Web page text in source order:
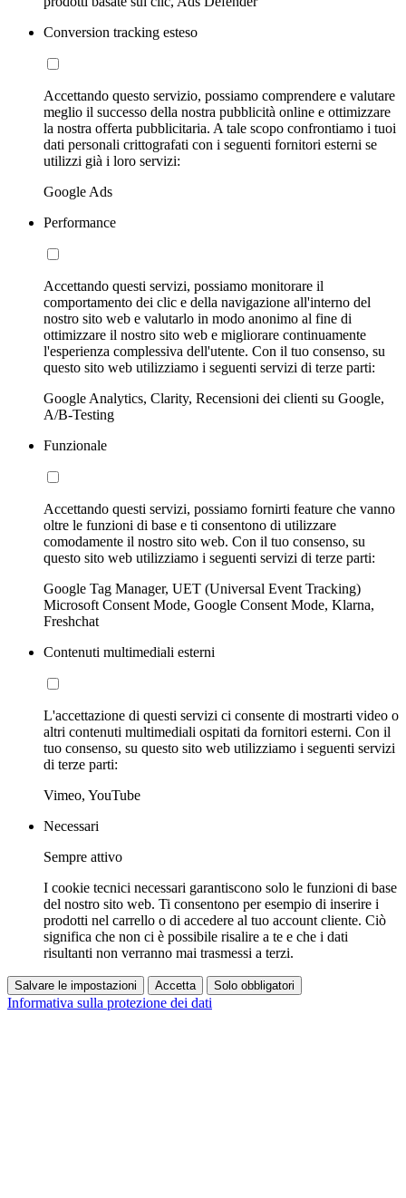
Conversion tracking esteso
Accettando questo servizio, possiamo comprendere e valutare
meglio il successo della nostra pubblicità online e ottimizzare
la nostra offerta pubblicitaria. A tale scopo confrontiamo i tuoi
dati personali crittografati con i seguenti fornitori esterni se
utilizzi già i loro servizi:
Google Ads
Performance
Accettando questi servizi, possiamo monitorare il
comportamento dei clic e della navigazione all'interno del
nostro sito web e valutarlo in modo anonimo al fine di
ottimizzare il nostro sito web e migliorare continuamente
l'esperienza complessiva dell'utente. Con il tuo consenso, su
questo sito web utilizziamo i seguenti servizi di terze parti:
Google Analytics, Clarity, Recensioni dei clienti su Google,
A/B-Testing
Funzionale
Accettando questi servizi, possiamo fornirti feature che vanno
oltre le funzioni di base e ti consentono di utilizzare
comodamente il nostro sito web. Con il tuo consenso, su
questo sito web utilizziamo i seguenti servizi di terze parti:
Google Tag Manager, UET (Universal Event Tracking)
Microsoft Consent Mode, Google Consent Mode, Klarna,
Freshchat
Contenuti multimediali esterni
L'accettazione di questi servizi ci consente di mostrarti video o
altri contenuti multimediali ospitati da fornitori esterni. Con il
tuo consenso, su questo sito web utilizziamo i seguenti servizi
di terze parti:
Vimeo, YouTube
Necessari
Sempre attivo
I cookie tecnici necessari garantiscono solo le funzioni di base
del nostro sito web. Ti consentono per esempio di inserire i
prodotti nel carrello o di accedere al tuo account cliente. Ciò
significa che non ci è possibile risalire a te e che i dati
risultanti non verranno mai trasmessi a terzi.
Salvare le impostazioni Accetta Solo obbligatori
Informativa sulla protezione dei dati